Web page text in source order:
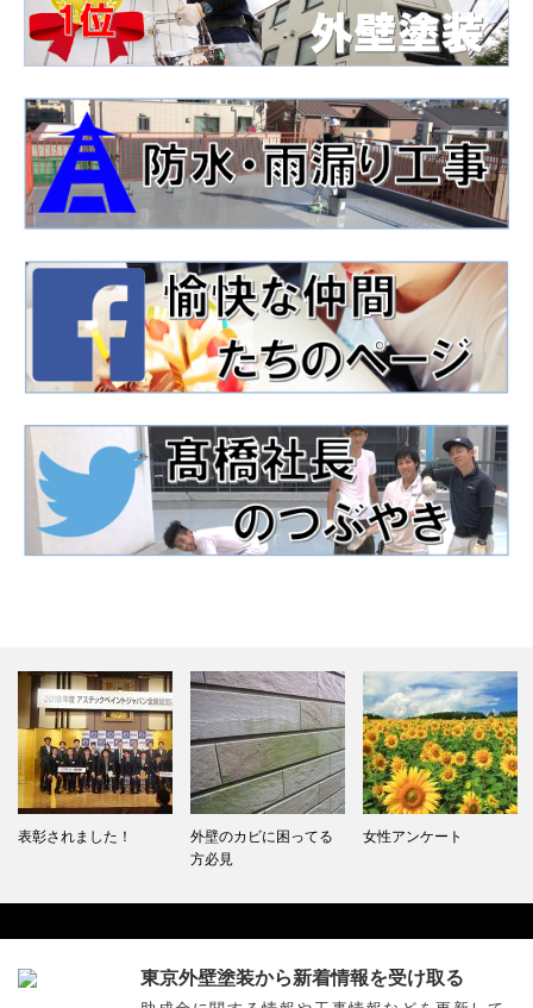
表彰されました！
外壁のカビに困ってる
方必見
女性アンケート
Facebook
東京外壁塗装から新着情報を受け取る